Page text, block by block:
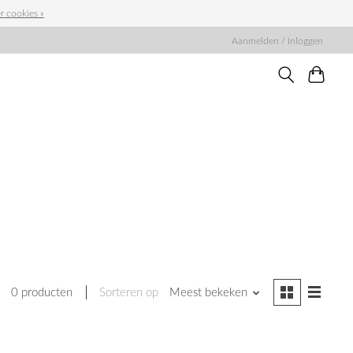
Aanmelden / Inloggen
0 producten Sorteren op Meest bekeken
cookies »